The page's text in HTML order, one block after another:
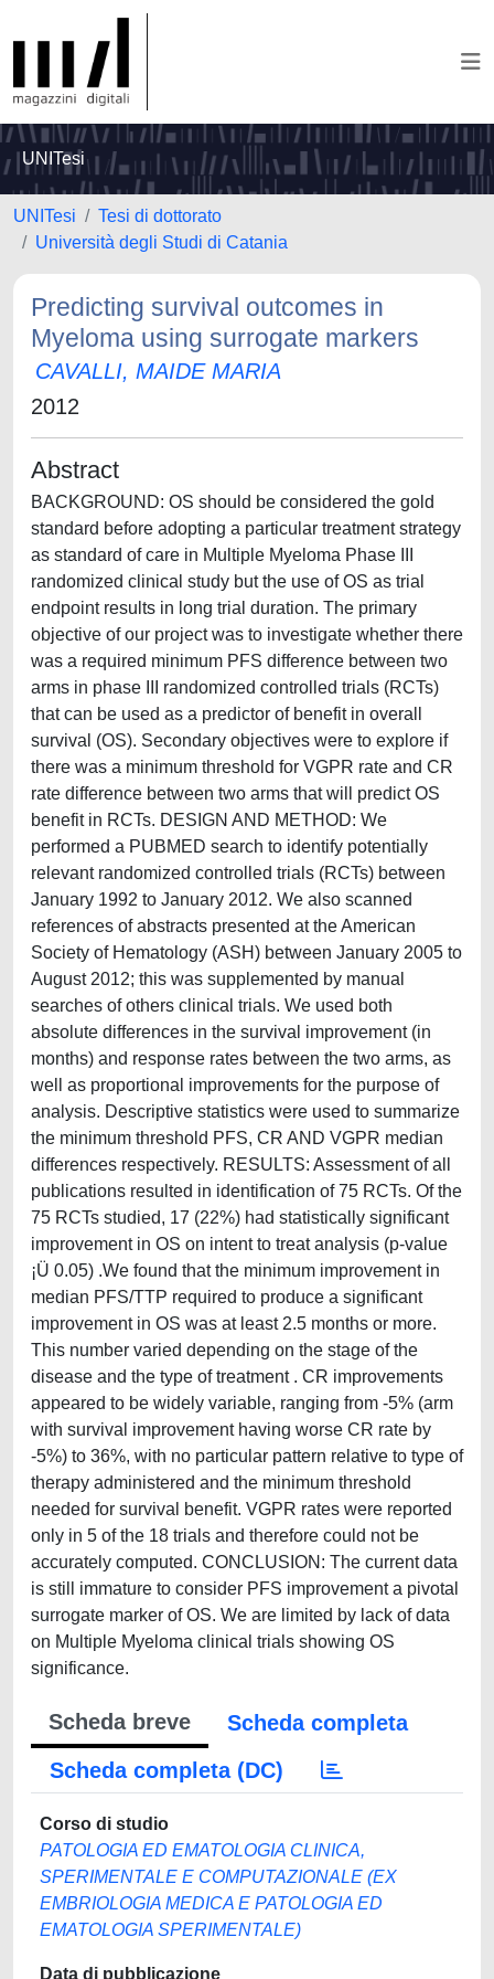
UNITesi
UNITesi
Tesi di dottorato
Università degli Studi di Catania
Predicting survival outcomes in
Myeloma using surrogate markers
CAVALLI, MAIDE MARIA
2012
Abstract
BACKGROUND: OS should be considered the gold
standard before adopting a particular treatment strategy
as standard of care in Multiple Myeloma Phase III
randomized clinical study but the use of OS as trial
endpoint results in long trial duration. The primary
objective of our project was to investigate whether there
was a required minimum PFS difference between two
arms in phase III randomized controlled trials (RCTs)
that can be used as a predictor of benefit in overall
survival (OS). Secondary objectives were to explore if
there was a minimum threshold for VGPR rate and CR
rate difference between two arms that will predict OS
benefit in RCTs. DESIGN AND METHOD: We
performed a PUBMED search to identify potentially
relevant randomized controlled trials (RCTs) between
January 1992 to January 2012. We also scanned
references of abstracts presented at the American
Society of Hematology (ASH) between January 2005 to
August 2012; this was supplemented by manual
searches of others clinical trials. We used both
absolute differences in the survival improvement (in
months) and response rates between the two arms, as
well as proportional improvements for the purpose of
analysis. Descriptive statistics were used to summarize
the minimum threshold PFS, CR AND VGPR median
differences respectively. RESULTS: Assessment of all
publications resulted in identification of 75 RCTs. Of the
75 RCTs studied, 17 (22%) had statistically significant
improvement in OS on intent to treat analysis (p-value
¡Ü 0.05) .We found that the minimum improvement in
median PFS/TTP required to produce a significant
improvement in OS was at least 2.5 months or more.
This number varied depending on the stage of the
disease and the type of treatment . CR improvements
appeared to be widely variable, ranging from -5% (arm
with survival improvement having worse CR rate by
-5%) to 36%, with no particular pattern relative to type of
therapy administered and the minimum threshold
needed for survival benefit. VGPR rates were reported
only in 5 of the 18 trials and therefore could not be
accurately computed. CONCLUSION: The current data
is still immature to consider PFS improvement a pivotal
surrogate marker of OS. We are limited by lack of data
on Multiple Myeloma clinical trials showing OS
significance.
Scheda breve
Scheda completa
Scheda completa (DC)
Corso di studio
PATOLOGIA ED EMATOLOGIA CLINICA,
SPERIMENTALE E COMPUTAZIONALE (EX
EMBRIOLOGIA MEDICA E PATOLOGIA ED
EMATOLOGIA SPERIMENTALE)
Data di pubblicazione